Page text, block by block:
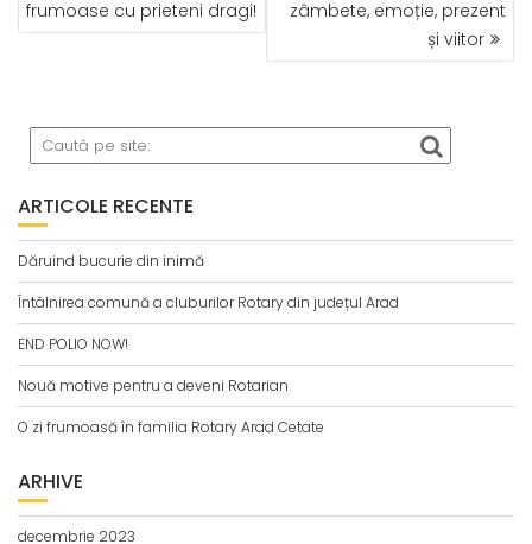
ARTICOLE
frumoase cu prieteni dragi!
zâmbete, emoție, prezent
și viitor
ARTICOLE RECENTE
Dăruind bucurie din inimă
Întâlnirea comună a cluburilor Rotary din județul Arad
END POLIO NOW!
Nouă motive pentru a deveni Rotarian
O zi frumoasă în familia Rotary Arad Cetate
ARHIVE
decembrie 2023